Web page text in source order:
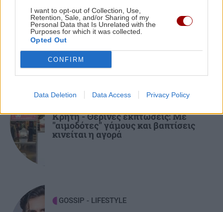
I want to opt-out of Collection, Use,
Retention, Sale, and/or Sharing of my
Personal Data that Is Unrelated with the
Purposes for which it was collected.
Opted Out
CONFIRM
Data Deletion Data Access Privacy Policy
17:25
ΕΛΛΑΔΑ
Κιλκίς: Φωτιά σε χαμηλή βλάστηση στην
Ευκαρπία – Επιχειρούν και εναέρια μέσα
Η Ισπανία επαναφέρει προσωρινά τους
από την Ιταλία
Τουρνάς: "Είναι μύθος πως έχουμε λύσει το
ΕΛΛΑΔΑ
ΙΣΑ: Ζητάει άμεση αναστολή της
υποχρεωτικής καταχώρισης
διαγνωστικών εξετάσεων στο
Ψηφιακό Αποθετήριο
ΚΡΗΤΗ
Κρήτη - Θερινές εκπτώσεις: Με
"αιμοδότες" γάμους και βαπτίσεις
κινείται η αγορά
GOSSIP - LIFESTYLE